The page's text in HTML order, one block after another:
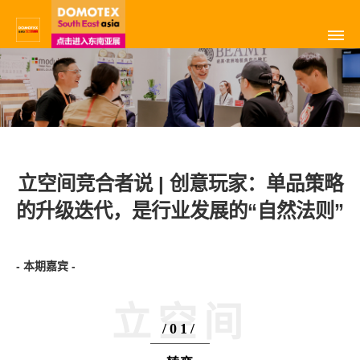
立空间竞合者说 | 创意玩家：单品策略
的升级迭代，是行业发展的“自然法则”
- 本期嘉宾 -
立空间
/01/